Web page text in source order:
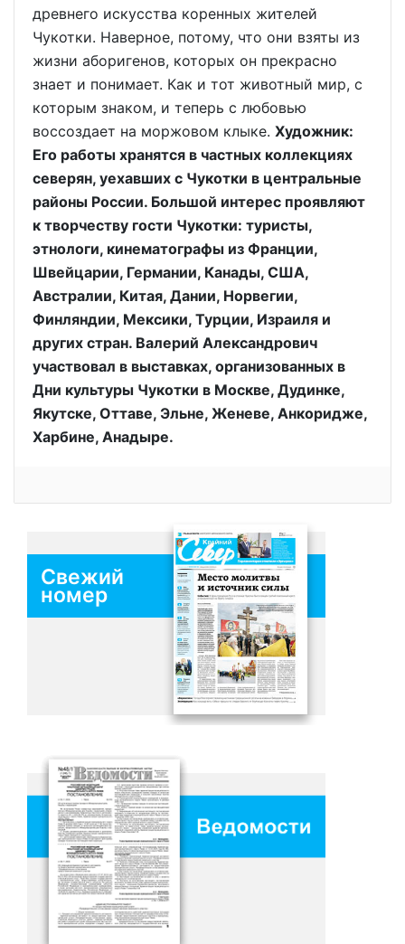
древнего искусства коренных жителей
Чукотки. Наверное, потому, что они взяты из
жизни аборигенов, которых он прекрасно
знает и понимает. Как и тот животный мир, с
которым знаком, и теперь с любовью
воссоздает на моржовом клыке. Художник:
Его работы хранятся в частных коллекциях
северян, уехавших с Чукотки в центральные
районы России. Большой интерес проявляют
к творчеству гости Чукотки: туристы,
этнологи, кинематографы из Франции,
Швейцарии, Германии, Канады, США,
Австралии, Китая, Дании, Норвегии,
Финляндии, Мексики, Турции, Израиля и
других стран. Валерий Александрович
участвовал в выставках, организованных в
Дни культуры Чукотки в Москве, Дудинке,
Якутске, Оттаве, Эльне, Женеве, Анкоридже,
Харбине, Анадыре.
Свежий
номер